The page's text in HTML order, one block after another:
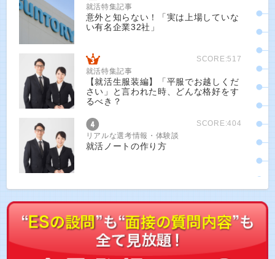
就活特集記事
意外と知らない！「実は上場していな
い有名企業32社」
SCORE:517
就活特集記事
【就活生服装編】「平服でお越しくだ
さい」と言われた時、どんな格好をす
るべき？
SCORE:404
リアルな選考情報・体験談
就活ノートの作り方